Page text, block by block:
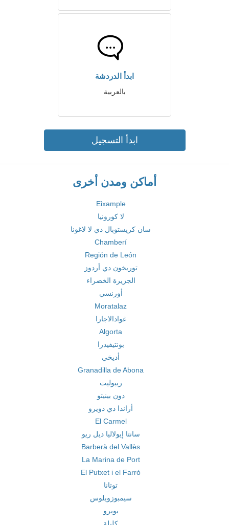
ابدأ الدردشة
بالعربية
ابدأ التسجيل
أماكن ومدن أخرى
Eixample
لا كورونيا
سان كريستوبال دي لا لاغونا
Chamberí
Región de León
توريخون دي أردوز
الجزيرة الخضراء
أورنسي
Moratalaz
غوادالاجارا
Algorta
بونتيفيدرا
أديخي
Granadilla de Abona
ريبوليت
دون بينيتو
أراندا دي دويرو
El Carmel
سانتا إيولاليا ديل ريو
Barberà del Vallès
La Marina de Port
El Putxet i el Farró
توتانا
سيمبوزويلوس
بويرو